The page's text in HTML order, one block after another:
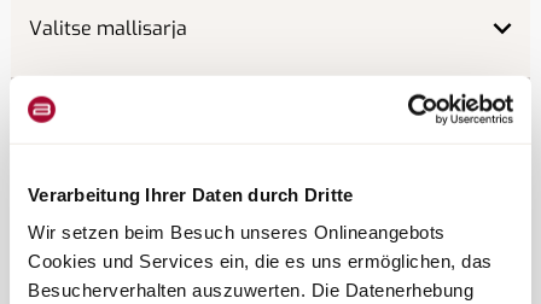
Verarbeitung Ihrer Daten durch Dritte
Wir setzen beim Besuch unseres Onlineangebots
Cookies und Services ein, die es uns ermöglichen, das
Besucherverhalten auszuwerten. Die Datenerhebung